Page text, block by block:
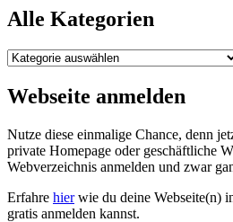
Alle Kategorien
Alle
Webseite anmelden
Nutze diese einmalige Chance, denn
private Homepage oder geschäftliche
Webverzeichnis anmelden und zwar
Erfahre hierwie du deine Webseite(n)
gratis anmelden kannst.